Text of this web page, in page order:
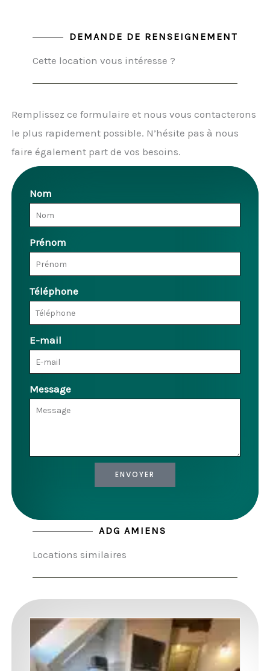
DEMANDE DE RENSEIGNEMENT
Cette location vous intéresse ?
Remplissez ce formulaire et nous vous contacterons
le plus rapidement possible. N’hésite pas à nous
faire également part de vos besoins.
Nom
Prénom
Téléphone
E-mail
Message
ENVOYER
ADG AMIENS
Locations similaires